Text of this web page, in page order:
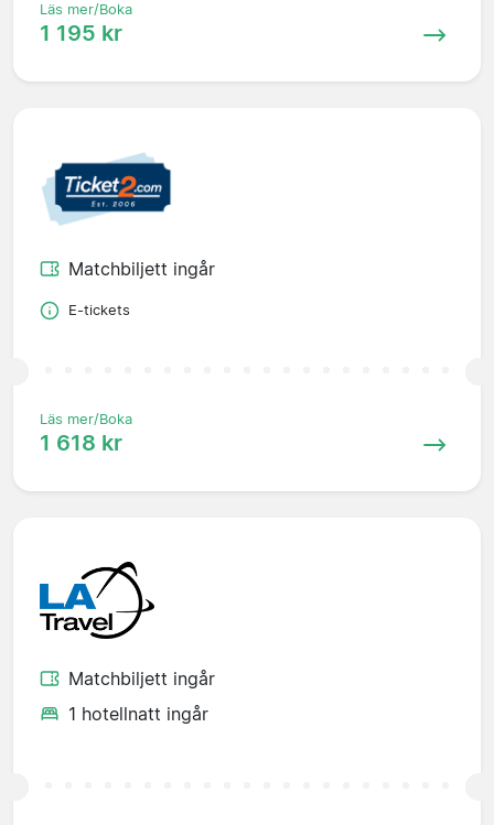
Läs mer/Boka
1 195 kr
Matchbiljett ingår
E-tickets
Läs mer/Boka
1 618 kr
Matchbiljett ingår
1 hotellnatt ingår